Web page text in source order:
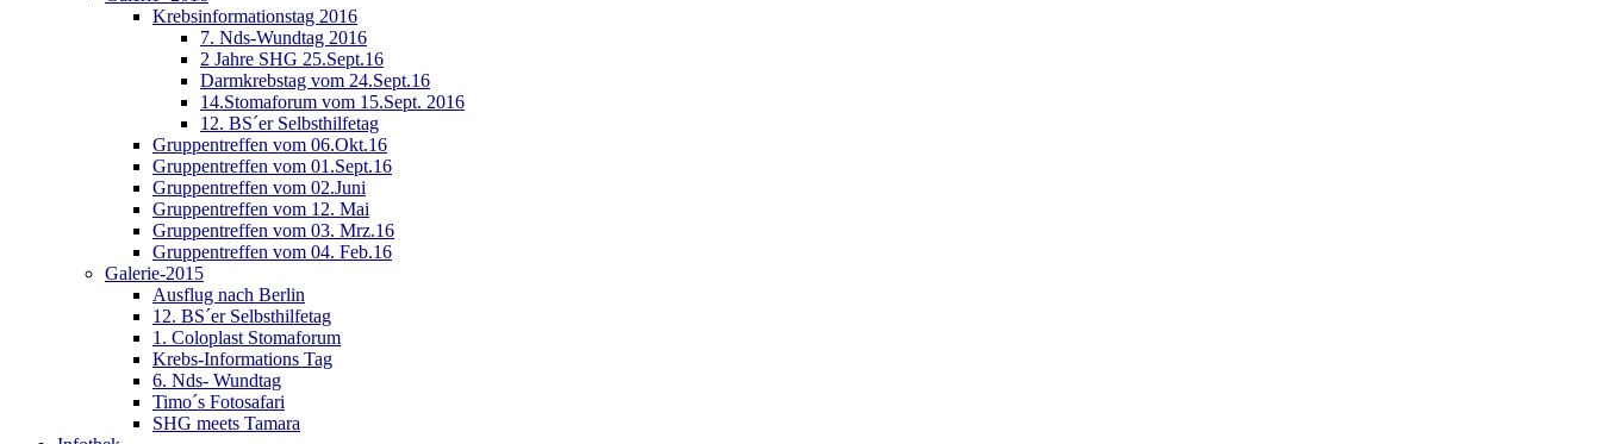
Krebsinformationstag 2016
7. Nds-Wundtag 2016
2 Jahre SHG 25.Sept.16
Darmkrebstag vom 24.Sept.16
14.Stomaforum vom 15.Sept. 2016
12. BS´er Selbsthilfetag
Gruppentreffen vom 06.Okt.16
Gruppentreffen vom 01.Sept.16
Gruppentreffen vom 02.Juni
Gruppentreffen vom 12. Mai
Gruppentreffen vom 03. Mrz.16
Gruppentreffen vom 04. Feb.16
Galerie-2015
Ausflug nach Berlin
12. BS´er Selbsthilfetag
1. Coloplast Stomaforum
Krebs-Informations Tag
6. Nds- Wundtag
Timo´s Fotosafari
SHG meets Tamara